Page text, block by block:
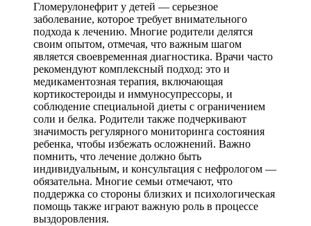
Гломерулонефрит у детей — серьезное
заболевание, которое требует внимательного
подхода к лечению. Многие родители делятся
своим опытом, отмечая, что важным шагом
является своевременная диагностика. Врачи часто
рекомендуют комплексный подход: это и
медикаментозная терапия, включающая
кортикостероиды и иммуносупрессоры, и
соблюдение специальной диеты с ограничением
соли и белка. Родители также подчеркивают
значимость регулярного мониторинга состояния
ребенка, чтобы избежать осложнений. Важно
помнить, что лечение должно быть
индивидуальным, и консультация с нефрологом —
обязательна. Многие семьи отмечают, что
поддержка со стороны близких и психологическая
помощь также играют важную роль в процессе
выздоровления.